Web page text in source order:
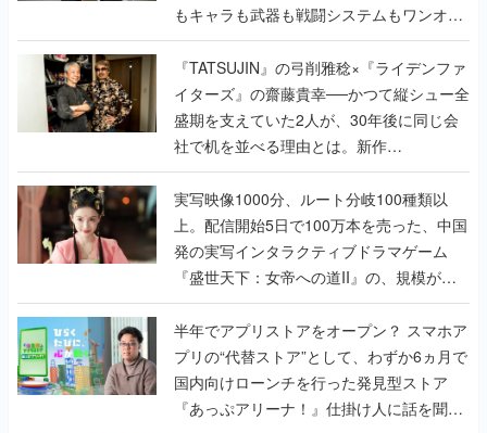
もキャラも武器も戦闘システムもワンオフ
で作り込まれた理由を両ディレクターに聞
く
『TATSUJIN』の弓削雅稔×『ライデンファ
イターズ』の齋藤貴幸──かつて縦シュー全
盛期を支えていた2人が、30年後に同じ会
社で机を並べる理由とは。新作
『TATSUJIN EXTREME』で初タッグを組
んだレジェンド2人に訊く開発秘話
実写映像1000分、ルート分岐100種類以
上。配信開始5日で100万本を売った、中国
発の実写インタラクティブドラマゲーム
『盛世天下：女帝への道II』の、規模が違
うこだわりをプロデューサーに聞いた
半年でアプリストアをオープン？ スマホア
プリの“代替ストア”として、わずか6ヵ月で
国内向けローンチを行った発見型ストア
『あっぷアリーナ！』仕掛け人に話を聞い